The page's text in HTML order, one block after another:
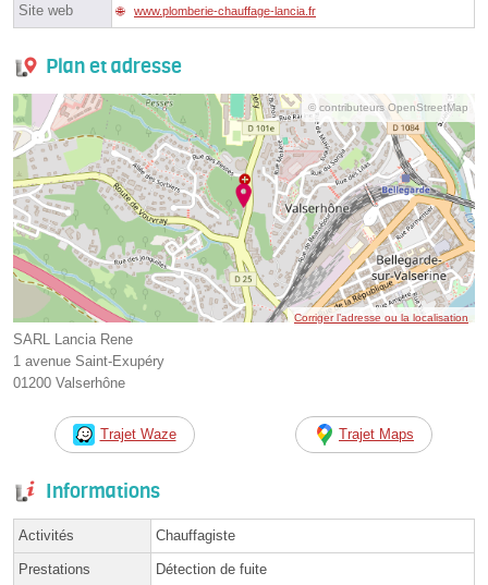
Site web www.plomberie-chauffage-lancia.fr
Plan et adresse
© contributeurs OpenStreetMap
Corriger l’adresse ou la localisation
SARL Lancia Rene
1 avenue Saint-Exupéry
01200 Valserhône
Trajet Waze Trajet Maps
Informations
Activités Chauffagiste
Prestations Détection de fuite